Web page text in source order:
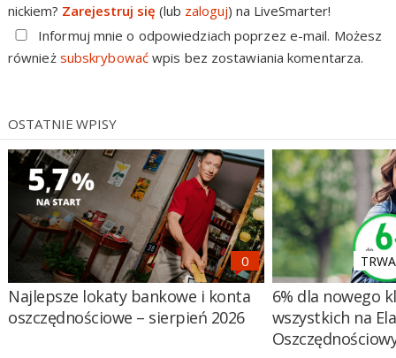
nickiem? Zarejestruj się (lub zaloguj) na LiveSmarter!
Informuj mnie o odpowiedziach poprzez e-mail. Możesz
również subskrybowaćwpis bez zostawiania komentarza.
OSTATNIE WPISY
Najlepsze lokaty bankowe i konta
oszczędnościowe – sierpień 2026
6% dla nowego
wszystkich na